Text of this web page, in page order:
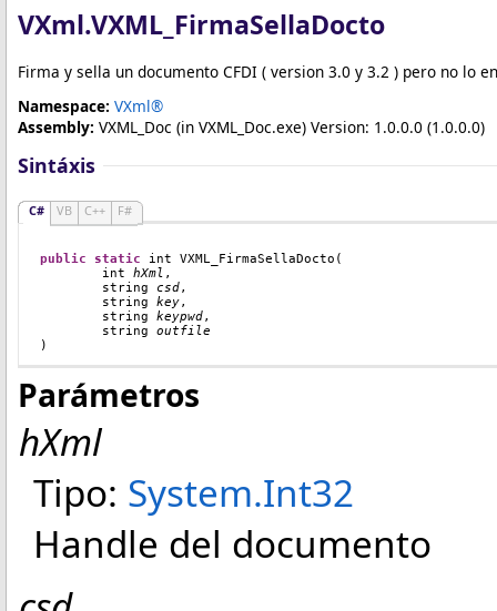
VXml.VXML_FirmaSellaDocto
Firma y sella un documento CFDI ( version 3.0 y 3.2 ) pero no lo
Namespace: VXml®
Assembly: VXML_Doc (in VXML_Doc.exe) Version: 1.0.0.0 (1.0.0.0)
Sintáxis
C# VB C++ F#
public static int VXML_FirmaSellaDocto (
int
hXml ,
string
csd,
string
key,
string
keypwd,
string
outfile
)
Parámetros
hXml
Tipo: System.Int32
Handle del documento